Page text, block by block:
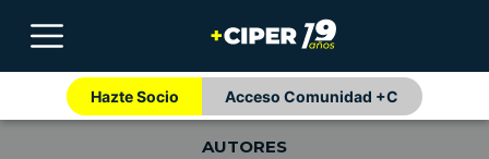
Hazte Socio Acceso Comunidad +C
AUTORES